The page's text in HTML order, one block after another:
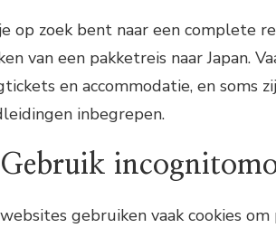
op zoek bent naar een complete
van een pakketreis naar Japan.
en accommodatie, en soms
inbegrepen.
gebruiken vaak cookies